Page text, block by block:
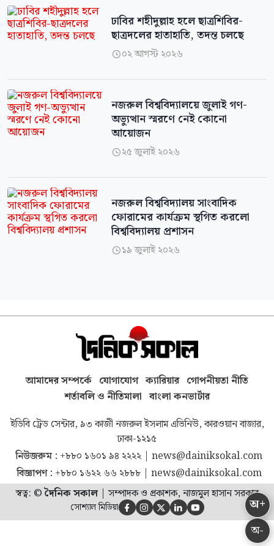
ঢাবির শহীদুল্লাহ হলে ছাত্রশিবির-
ছাত্রদলের হাতাহাতি, তদন্ত চলছে
০২ আগস্ট ২০২৬
নজরুল বিশ্ববিদ্যালয়ে জুলাই গণ-
অভ্যুত্থান স্মরণে নেই কোনো
আয়োজন
২৫ জুলাই ২০২৬
নজরুল বিশ্ববিদ্যালয় সাংবাদিক
ফোরামের কার্যক্রম স্থগিত করলো
বিশ্ববিদ্যালয় প্রশাসন
১৯ জুলাই ২০২৬
অ-
অ+
আমাদের সম্পর্কে যোগাযোগ ক্যারিয়ার গোপনীয়তা নীতি
শর্তাবলি ও নীতিমালা বাংলা কনভার্টার
ইডিবি ট্রেড সেন্টার, ৯৩ কাজী নজরুল ইসলাম এভিনিউ, কারওয়ান বাজার,
ঢাকা-১২১৫
নিউজরুম : +৮৮০ ১৬০১ ৯৪ ২২২২| news@dainiksokal.com
বিজ্ঞাপণ : +৮৮০ ১৬২২ ৬৬ ২৮৮৮| news@dainiksokal.com
স্বত্ব: ©দৈনিক সকাল| সম্পাদক ও প্রকাশক, নাজমুল হাসান সরকার
সোশ্যাল মিডিয়া     